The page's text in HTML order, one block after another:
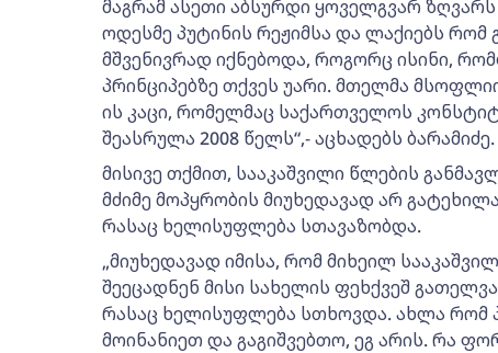
მაგრამ ასეთი აბსურდი ყოველგვარ
ოდესმე პუტინის რეჟიმსა და ლაქიებს რომ
მშვენივრად იქნებოდა, როგორც ისინი,
პრინციპებზე თქვეს უარი. მთელმა
ის კაცი, რომელმაც საქართველოს
შეასრულა 2008 წელს“,- აცხადებს ბარამიძე.
მისივე თქმით, სააკაშვილი წლების
მძიმე მოპყრობის მიუხედავად არ
რასაც ხელისუფლება სთავაზობდა.
„მიუხედავად იმისა, რომ მიხეილ
შეეცადნენ მისი სახელის ფეხქვეშ
რასაც ხელისუფლება სთხოვდა. ახლა რომ
მოინანიეთ და გაგიშვებთო, ეგ არის. რა